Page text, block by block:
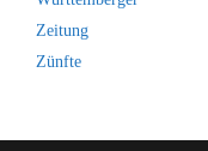
Zeitung
Zünfte